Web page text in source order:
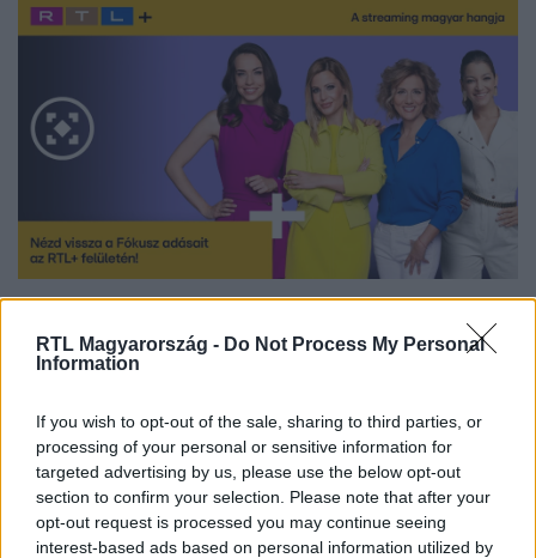
RTL Magyarország - Do Not Process My Personal
Information
If you wish to opt-out of the sale, sharing to third parties, or
processing of your personal or sensitive information for
targeted advertising by us, please use the below opt-out
section to confirm your selection. Please note that after your
opt-out request is processed you may continue seeing
interest-based ads based on personal information utilized by
Itt állítsd be, hogy az RTL.hu az elsők között
legyen a Google-találatokban!